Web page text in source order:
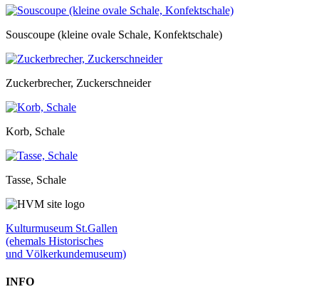
Souscoupe (kleine ovale Schale, Konfektschale)
Zuckerbrecher, Zuckerschneider
Korb, Schale
Tasse, Schale
Kulturmuseum St.Gallen
(ehemals Historisches
und Völkerkundemuseum)
INFO